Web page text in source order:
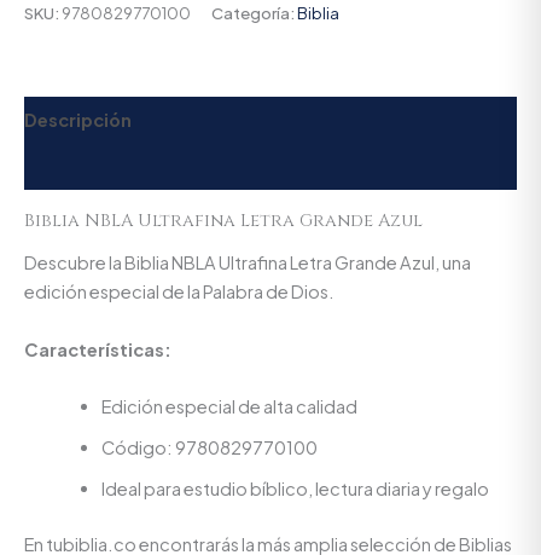
SKU: 9780829770100 Categoría:Biblia
Descripción
Biblia NBLA Ultrafina Letra Grande Azul
Descubre la Biblia NBLA Ultrafina Letra Grande Azul, una
edición especial de la Palabra de Dios.
Características:
Edición especial de alta calidad
Código: 9780829770100
Ideal para estudio bíblico, lectura diaria y regalo
En tubiblia.co encontrarás la más amplia selección de Biblias